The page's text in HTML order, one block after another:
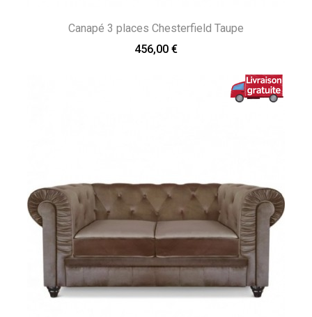
Canapé 3 places Chesterfield Taupe
456,00 €